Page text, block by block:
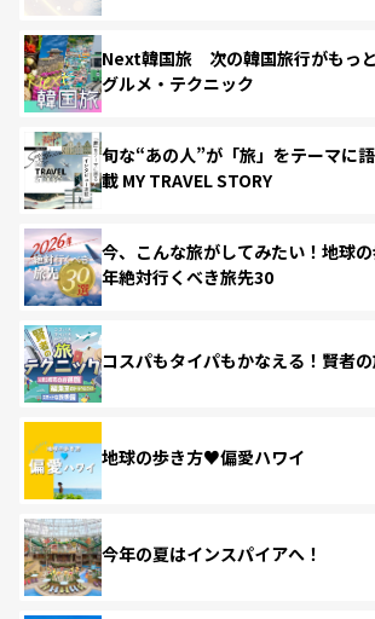
Next韓国旅 次の韓国旅行がもっ
グルメ・テクニック
旬な“あの人”が「旅」をテーマに
載 MY TRAVEL STORY
今、こんな旅がしてみたい！地球
年絶対行くべき旅先30
コスパもタイパもかなえる！賢者
地球の歩き方♥偏愛ハワイ
今年の夏はインスパイアへ！